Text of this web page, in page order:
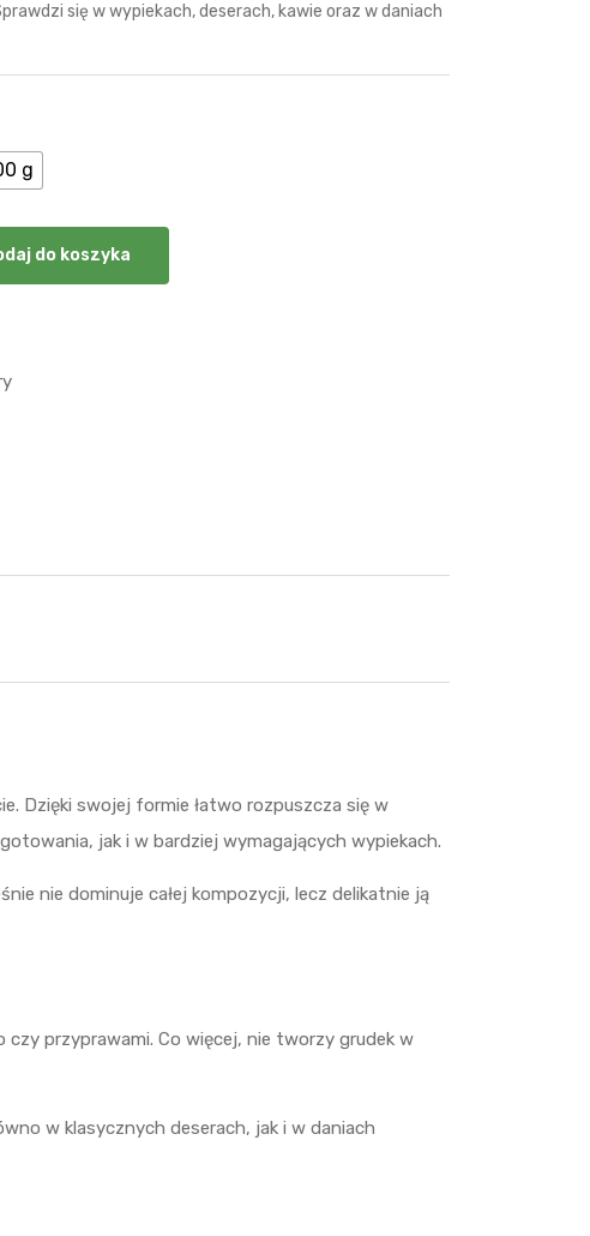
się w wypiekach, deserach, kawie oraz w daniach
g
do koszyka
Dzięki swojej formie łatwo rozpuszcza się w
jak i w bardziej wymagających wypiekach.
nie dominuje całej kompozycji, lecz delikatnie ją
czy przyprawami. Co więcej, nie tworzy grudek w
w klasycznych deserach, jak i w daniach